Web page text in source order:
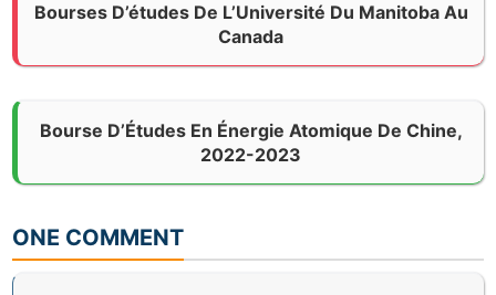
Bourses D’études De L’Université Du Manitoba Au
Canada
Bourse D’Études En Énergie Atomique De Chine,
2022-2023
ONE COMMENT